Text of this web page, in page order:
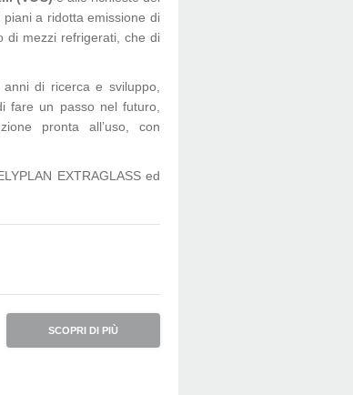
a ridotta emissione di
di mezzi refrigerati, che di
di ricerca e sviluppo,
fare un passo nel futuro,
pronta all’uso, con
EXTRAGLASS ed
SCOPRI DI PIÙ